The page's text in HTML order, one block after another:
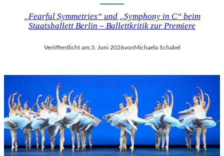
„Fearful Symmetries“ und „Symphony in C“ beim
Staatsballett Berlin – Ballettkritik zur Premiere
Veröffentlicht am:3. Juni 2026von Michaela Schabel